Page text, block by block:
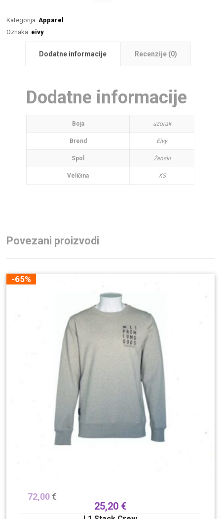
Kategorija: Apparel
Oznaka: eivy
Dodatne informacije Recenzije (0)
Dodatne informacije
Boja uzorak
Brend Eivy
Spol Ženski
Veličina XS
Povezani proizvodi
-65%
72,00€
25,20 €